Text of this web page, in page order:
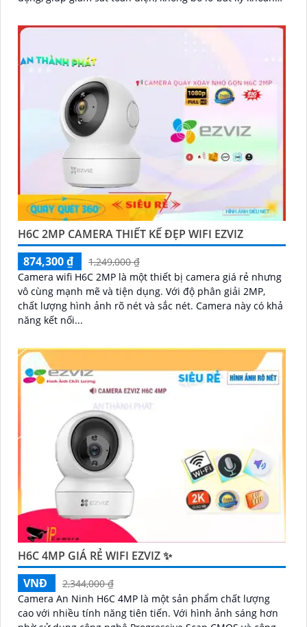
nhìn hồng ngoại lên đến 10m và khe cắm thẻ nhớ dung
cùng hấp dẫn
H6C 2MP CAMERA THIẾT KẾ ĐẸP WIFI EZVIZ
874,300 ₫
1,249,000 ₫
Camera wifi H6C 2MP là một thiết bị camera giá rẻ nhưng
vô cùng mạnh mẽ và tiện dụng. Với độ phân giải 2MP,
chất lượng hình ảnh rõ nét và sắc nét. Camera này có khả
năng kết nối...
H6C 4MP GIÁ RẺ WIFI EZVIZ ✨
VNĐ
2,344,000 ₫
Camera An Ninh H6C 4MP là một sản phẩm chất lượng
cao với nhiều tính năng tiên tiến. Với hình ảnh sáng hơn